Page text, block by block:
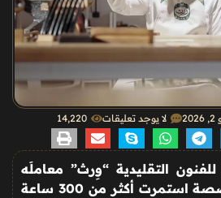
لا يوجد تعليقات 14٬220
التقليدية “وِرث” معاملَه
استمرت أكثر من 300 ساعة